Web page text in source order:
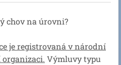
chov na úrovni?
je registrovaná v národní
Výmluvy typu